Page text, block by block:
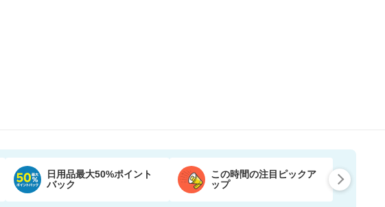
日用品最大50%ポイント
バック
この時間の注目ピックア
ップ